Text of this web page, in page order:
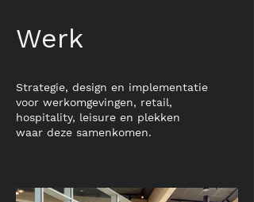
Werk
Strategie, design en implementatie
voor werkomgevingen, retail,
hospitality, leisure en plekken
waar deze samenkomen.